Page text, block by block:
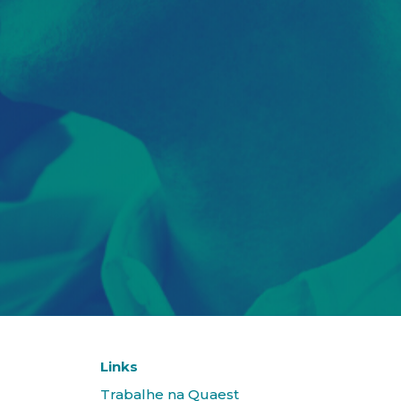
Links
Trabalhe na Quaest